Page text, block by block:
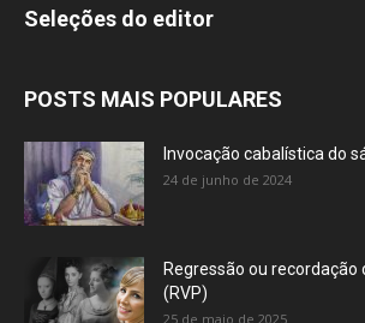
Seleções do editor
POSTS MAIS POPULARES
Invocação cabalística do
24 de junho de 2024
Regressão ou recordação
(RVP)
25 de maio de 2025